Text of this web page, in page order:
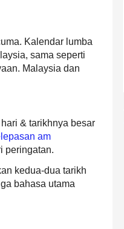
Kalendar lumba
sama seperti
Malaysia dan
& tarikhnya besar
am
peringatan.
kedua-dua tarikh
bahasa utama